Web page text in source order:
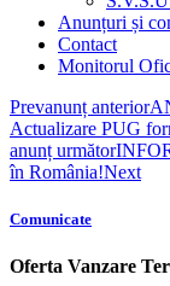
Anunțuri și
Contact
Monitorul
Prevanunț anterior
Actualizare PUG
anunț următor
în România!Next
Comunicate
Oferta Vanzare